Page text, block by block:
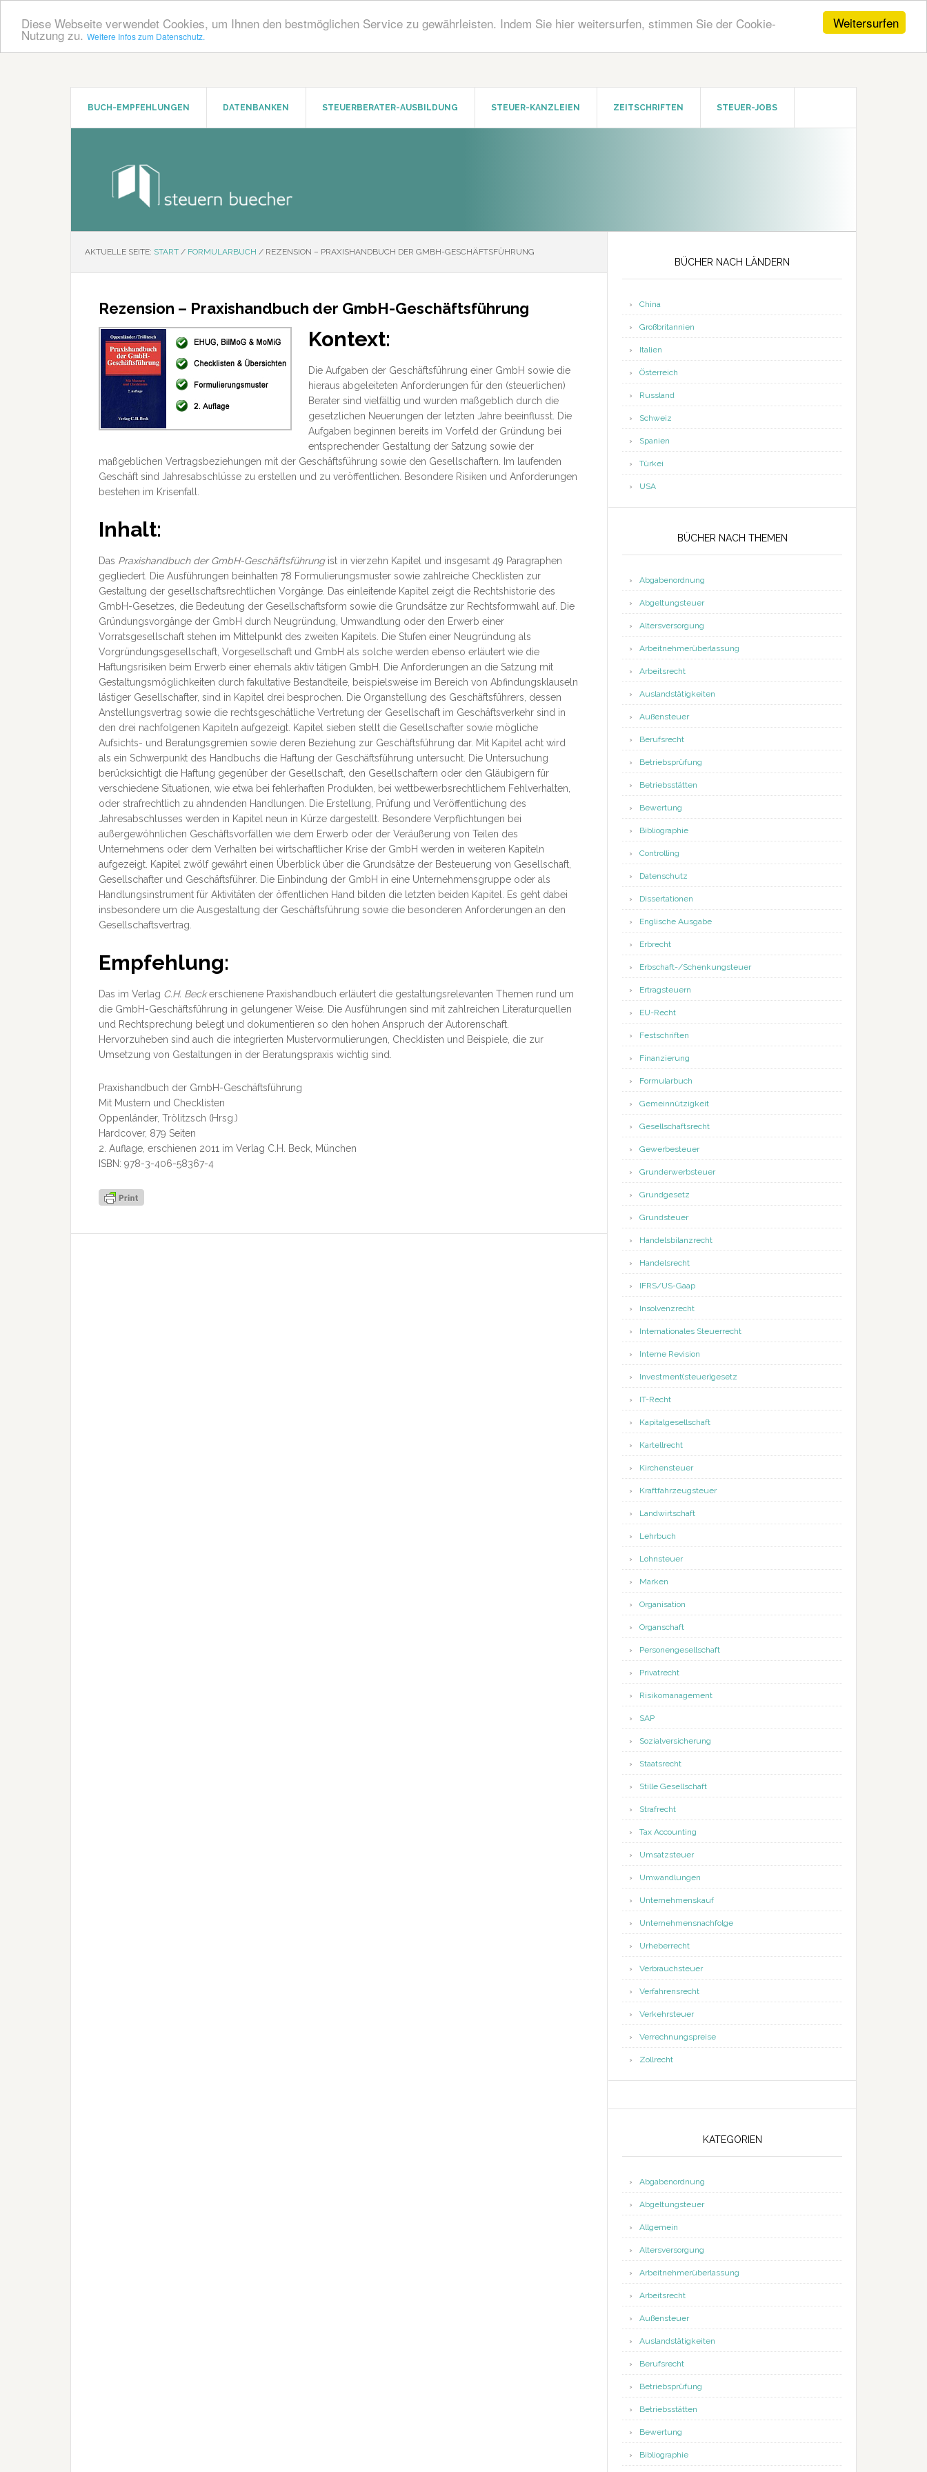
Weitersurfen
Diese Webseite verwendet Cookies, um Ihnen den bestmöglichen Service zu gewährleisten. Indem Sie hier weitersurfen, stimmen Sie der Cookie-
Nutzung zu. Weitere Infos zum Datenschutz.
Zum
Zur
BUCH-EMPFEHLUNGEN DATENBANKEN STEUERBERATER-AUSBILDUNG STEUER-KANZLEIEN ZEITSCHRIFTEN STEUER-JOBS
AKTUELLE SEITE: START / FORMULARBUCH / REZENSION – PRAXISHANDBUCH DER GMBH-GESCHÄFTSFÜHRUNG
Rezension – Praxishandbuch der GmbH-Geschäftsführung
Kontext:
Die Aufgaben der Geschäftsführung einer GmbH sowie die
hieraus abgeleiteten Anforderungen für den (steuerlichen)
Berater sind vielfältig und wurden maßgeblich durch die
gesetzlichen Neuerungen der letzten Jahre beeinflusst. Die
Aufgaben beginnen bereits im Vorfeld der Gründung bei
entsprechender Gestaltung der Satzung sowie der
maßgeblichen Vertragsbeziehungen mit der Geschäftsführung sowie den Gesellschaftern. Im laufenden
Geschäft sind Jahresabschlüsse zu erstellen und zu veröffentlichen. Besondere Risiken und Anforderungen
bestehen im Krisenfall.
Inhalt:
Das Praxishandbuch der GmbH-Geschäftsführung ist in vierzehn Kapitel und insgesamt 49 Paragraphen
gegliedert. Die Ausführungen beinhalten 78 Formulierungsmuster sowie zahlreiche Checklisten zur
Gestaltung der gesellschaftsrechtlichen Vorgänge. Das einleitende Kapitel zeigt die Rechtshistorie des
GmbH-Gesetzes, die Bedeutung der Gesellschaftsform sowie die Grundsätze zur Rechtsformwahl auf. Die
Gründungsvorgänge der GmbH durch Neugründung, Umwandlung oder den Erwerb einer
Vorratsgesellschaft stehen im Mittelpunkt des zweiten Kapitels. Die Stufen einer Neugründung als
Vorgründungsgesellschaft, Vorgesellschaft und GmbH als solche werden ebenso erläutert wie die
Haftungsrisiken beim Erwerb einer ehemals aktiv tätigen GmbH. Die Anforderungen an die Satzung mit
Gestaltungsmöglichkeiten durch fakultative Bestandteile, beispielsweise im Bereich von Abfindungsklauseln
lästiger Gesellschafter, sind in Kapitel drei besprochen. Die Organstellung des Geschäftsführers, dessen
Anstellungsvertrag sowie die rechtsgeschätliche Vertretung der Gesellschaft im Geschäftsverkehr sind in
den drei nachfolgenen Kapiteln aufgezeigt. Kapitel sieben stellt die Gesellschafter sowie mögliche
Aufsichts- und Beratungsgremien sowie deren Beziehung zur Geschäftsführung dar. Mit Kapitel acht wird
als ein Schwerpunkt des Handbuchs die Haftung der Geschäftsführung untersucht. Die Untersuchung
berücksichtigt die Haftung gegenüber der Gesellschaft, den Gesellschaftern oder den Gläubigern für
verschiedene Situationen, wie etwa bei fehlerhaften Produkten, bei wettbewerbsrechtlichem Fehlverhalten,
oder strafrechtlich zu ahndenden Handlungen. Die Erstellung, Prüfung und Veröffentlichung des
Jahresabschlusses werden in Kapitel neun in Kürze dargestellt. Besondere Verpflichtungen bei
außergewöhnlichen Geschäftsvorfällen wie dem Erwerb oder der Veräußerung von Teilen des
Unternehmens oder dem Verhalten bei wirtschaftlicher Krise der GmbH werden in weiteren Kapiteln
aufgezeigt. Kapitel zwölf gewährt einen Überblick über die Grundsätze der Besteuerung von Gesellschaft,
Gesellschafter und Geschäftsführer. Die Einbindung der GmbH in eine Unternehmensgruppe oder als
Handlungsinstrument für Aktivitäten der öffentlichen Hand bilden die letzten beiden Kapitel. Es geht dabei
insbesondere um die Ausgestaltung der Geschäftsführung sowie die besonderen Anforderungen an den
Gesellschaftsvertrag.
Empfehlung:
Das im Verlag C.H. Beckerschienene Praxishandbuch erläutert die gestaltungsrelevanten Themen rund um
die GmbH-Geschäftsführung in gelungener Weise. Die Ausführungen sind mit zahlreichen Literaturquellen
und Rechtsprechung belegt und dokumentieren so den hohen Anspruch der Autorenschaft.
Hervorzuheben sind auch die integrierten Mustervormulierungen, Checklisten und Beispiele, die zur
Umsetzung von Gestaltungen in der Beratungspraxis wichtig sind.
Praxishandbuch der GmbH-Geschäftsführung
Mit Mustern und Checklisten
Oppenländer, Trölitzsch (Hrsg.)
Hardcover, 879 Seiten
2. Auflage, erschienen 2011 im Verlag C.H. Beck, München
ISBN: 978-3-406-58367-4
BÜCHER NACH LÄNDERN
China
Großbritannien
Italien
Österreich
Russland
Schweiz
Spanien
Türkei
USA
BÜCHER NACH THEMEN
Abgabenordnung
Abgeltungsteuer
Altersversorgung
Arbeitnehmerüberlassung
Arbeitsrecht
Auslandstätigkeiten
Außensteuer
Berufsrecht
Betriebsprüfung
Betriebsstätten
Bewertung
Bibliographie
Controlling
Datenschutz
Dissertationen
Englische Ausgabe
Erbrecht
Erbschaft-/Schenkungsteuer
Ertragsteuern
EU-Recht
Festschriften
Finanzierung
Formularbuch
Gemeinnützigkeit
Gesellschaftsrecht
Gewerbesteuer
Grunderwerbsteuer
Grundgesetz
Grundsteuer
Handelsbilanzrecht
Handelsrecht
IFRS/US-Gaap
Insolvenzrecht
Internationales Steuerrecht
Interne Revision
Investment(steuer)gesetz
IT-Recht
Kapitalgesellschaft
Kartellrecht
Kirchensteuer
Kraftfahrzeugsteuer
Landwirtschaft
Lehrbuch
Lohnsteuer
Marken
Organisation
Organschaft
Personengesellschaft
Privatrecht
Risikomanagement
SAP
Sozialversicherung
Staatsrecht
Stille Gesellschaft
Strafrecht
Tax Accounting
Umsatzsteuer
Umwandlungen
Unternehmenskauf
Unternehmensnachfolge
Urheberrecht
Verbrauchsteuer
Verfahrensrecht
Verkehrsteuer
Verrechnungspreise
Zollrecht
KATEGORIEN
Abgabenordnung
Abgeltungsteuer
Allgemein
Altersversorgung
Arbeitnehmerüberlassung
Arbeitsrecht
Außensteuer
Auslandstätigkeiten
Berufsrecht
Betriebsprüfung
Betriebsstätten
Bewertung
Bibliographie